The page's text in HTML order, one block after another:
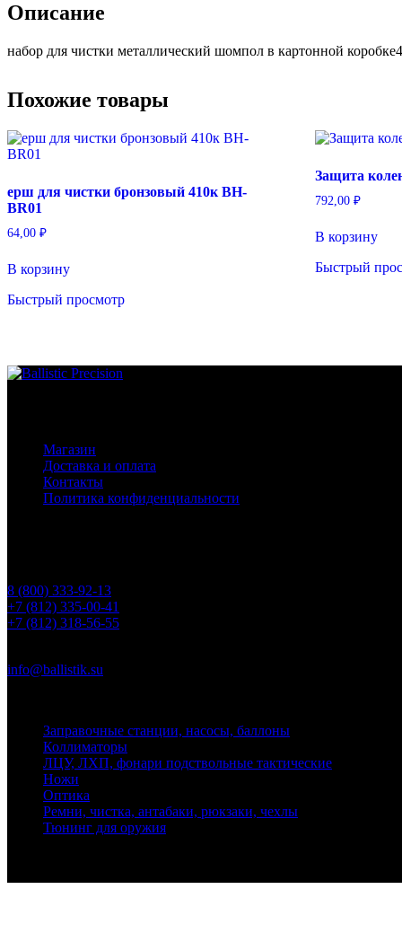
Описание
набор для чистки металлический шомпол в картонной
Похожие товары
ерш для чистки бронзовый 410к BH-
BR01
64,00 ₽
В корзину
Быстрый просмотр
Защита
792,00₽
В корзину
Быстрый
Магазин
Доставка и оплата
Контакты
Политика конфиденциальности
8 (800) 333-92-13
+7 (812) 335-00-41
+7 (812) 318-56-55
info@ballistik.su
Заправочные станции, насосы, баллоны
Коллиматоры
ЛЦУ, ЛХП, фонари подствольные тактические
Ножи
Оптика
Ремни, чистка, антабаки, рюкзаки, чехлы
Тюнинг для оружия